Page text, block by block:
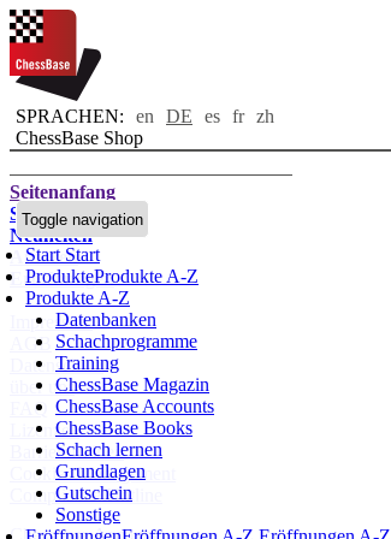
SPRACHEN: en DE es fr zh
ChessBase Shop
Toggle navigation
Start Start
ProdukteProdukte A-Z
Produkte A-Z
Datenbanken
Schachprogramme
Training
ChessBase Magazin
ChessBase Accounts
ChessBase Books
Schach lernen
Grundlagen
Gutschein
Sonstige
Seitenanfang
Startseite
Neuheiten
Autoren
Eröffnungen
Impressum
AGB
Datenschutz
über uns
FAQ
Lizenzen
Barrierefreiheit
Cookies Management
Compliance Hotline
Chessbase Accounts